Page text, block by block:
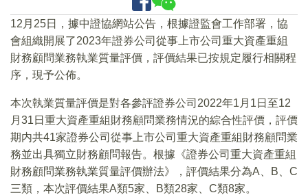
12月25日，據中證協網站公告，根據證監會工作部署，協
會組織開展了2023年證券公司從事上市公司重大資產重組
財務顧問業務執業質量評價，評價結果已按規定履行相關程
序，現予公佈。
本次執業質量評價是對各參評證券公司2022年1月1日至12
月31日重大資產重組財務顧問業務情況的綜合性評價，評價
期内共41家證券公司從事上市公司重大資產重組財務顧問業
務並出具獨立財務顧問報告。根據《證券公司重大資產重組
財務顧問業務執業質量評價辦法》，評價結果分為A、B、C
三類，本次評價結果A類5家、B類28家、C類8家。